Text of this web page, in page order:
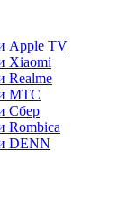
Apple TV
Xiaomi
Realme
МТС
Сбер
Rombica
DENN